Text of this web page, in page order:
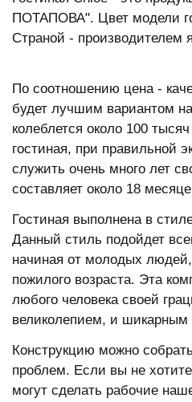
ПОТАПОВА". Цвет модели
Страной - производителем
По соотношению цена -
будет лучшим вариантом
колеблется около 100
гостиная, при правильной
служить очень много лет
составляет около 18
Гостиная выполнена в
Данный стиль подойдет
начиная от молодых
пожилого возраста. Эта
любого человека своей
великолепием, и шикарным
Конструкцию можно
проблем. Если вы не
могут сделать рабочие